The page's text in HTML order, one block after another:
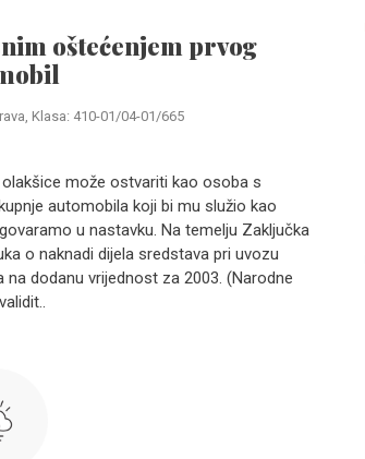
oštećenjem prvog
Klasa: 410-01/04-01/665
može ostvariti kao osoba s
automobila koji bi mu služio kao
u nastavku. Na temelju Zaključka
o naknadi dijela sredstava pri uvozu
dodanu vrijednost za 2003. (Narodne